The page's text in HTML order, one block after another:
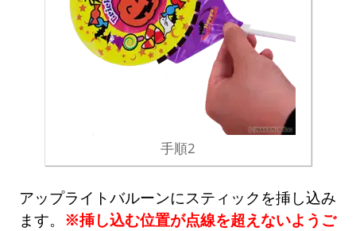
手順2
アップライトバルーンにスティックを挿し込み
ます。 ※挿し込む位置が点線を超えないようご